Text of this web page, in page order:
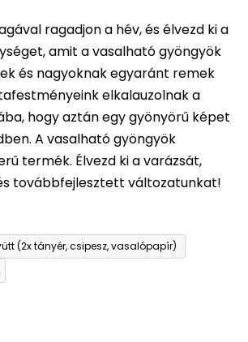
ragadjon a hév, és élvezd ki a
amit a vasalható gyöngyök
és nagyoknak egyaránt remek
elkalauzolnak a
hogy aztán egy gyönyörű képet
A vasalható gyöngyök
termék. Élvezd ki a varázsát,
továbbfejlesztett változatunkat!
(2x tányér, csipesz, vasalópapír)